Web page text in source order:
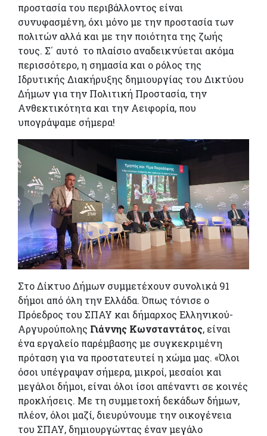
προστασία του περιβάλλοντος είναι
συνυφασμένη, όχι μόνο με την προστασία των
πολιτών αλλά και με την ποιότητα της ζωής
τους. Σ΄ αυτό το πλαίσιο αναδεικνύεται ακόμα
περισσότερο, η σημασία και ο ρόλος της
Ιδρυτικής Διακήρυξης δημιουργίας του Δικτύου
Δήμων για την Πολιτική Προστασία, την
Ανθεκτικότητα και την Αειφορία, που
υπογράψαμε σήμερα!
Στο Δίκτυο Δήμων συμμετέχουν συνολικά 91
δήμοι από όλη την Ελλάδα. Όπως τόνισε ο
Πρόεδρος του ΣΠΑΥ και δήμαρχος Ελληνικού-
Αργυρούπολης Γιάννης Κωνσταντάτος, είναι
ένα εργαλείο παρέμβασης με συγκεκριμένη
πρόταση για να προστατευτεί η χώμα μας. «Όλοι
όσοι υπέγραψαν σήμερα, μικροί, μεσαίοι και
μεγάλοι δήμοι, είναι όλοι ίσοι απέναντι σε κοινές
προκλήσεις. Με τη συμμετοχή δεκάδων δήμων,
πλέον, όλοι μαζί, διευρύνουμε την οικογένεια
του ΣΠΑΥ, δημιουργώντας έναν μεγάλο